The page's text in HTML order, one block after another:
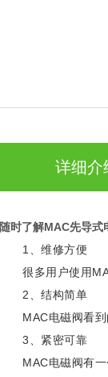
详细介
随时了解MAC先导式
1、维修方便
很多用户使用MAC
2、结构简单
MAC电磁阀看到
3、紧密可靠
MAC电磁阀有一个